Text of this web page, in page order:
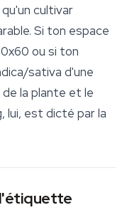
cultivar
Si ton espace
ou si ton
sativa d'une
la plante et le
lui, est dicté par la
l'étiquette